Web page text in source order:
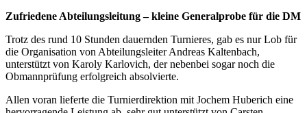
Zufriedene Abteilungsleitung – kleine Generalprobe für die DM
Trotz des rund 10 Stunden dauernden Turnieres, gab es nur Lob für
die Organisation von Abteilungsleiter Andreas Kaltenbach,
unterstützt von Karoly Karlovich, der nebenbei sogar noch die
Obmannprüfung erfolgreich absolvierte.
Allen voran lieferte die Turnierdirektion mit Jochem Huberich eine